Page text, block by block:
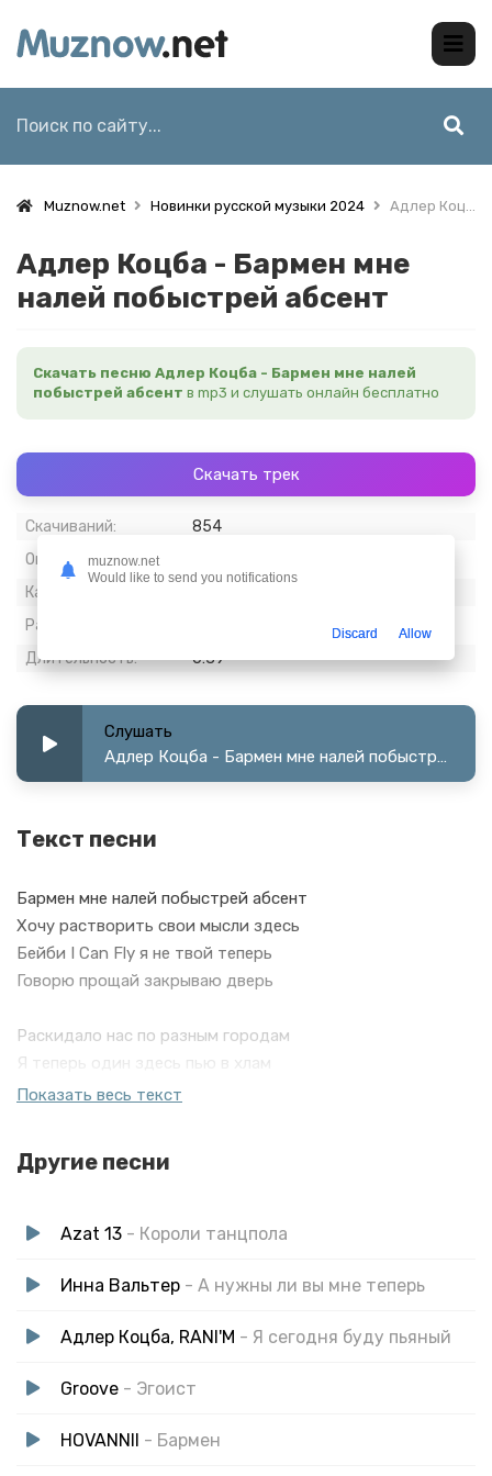
Muznow.net Новинки русской музыки 2024 Адлер Коцба - Бармен мне налей побыстрей абсент
Адлер Коцба - Бармен мне
налей побыстрей абсент
Скачать песню Адлер Коцба - Бармен мне налей
побыстрей абсент в mp3 и слушать онлайн бесплатно
Скачать трек
Скачиваний:
854
Опубликовано:
Качество:
Размер:
Длительность:
0:39
Слушать
Адлер Коцба - Бармен мне налей побыстрей абсент
Текст песни
Бармен мне налей побыстрей абсент
Хочу растворить свои мысли здесь
Бейби I Can Fly я не твой теперь
Говорю прощай закрываю дверь
Раскидало нас по разным городам
Я теперь один здесь пью в хлам
Раскидало нас по разным городам
Показать весь текст
Другие песни
Azat 13 - Короли танцпола
Инна Вальтер - А нужны ли вы мне теперь
Адлер Коцба, RANI'M - Я сегодня буду пьяный
Groove - Эгоист
HOVANNII - Бармен
muznow.net
Would like to send you notifications
Discard Allow